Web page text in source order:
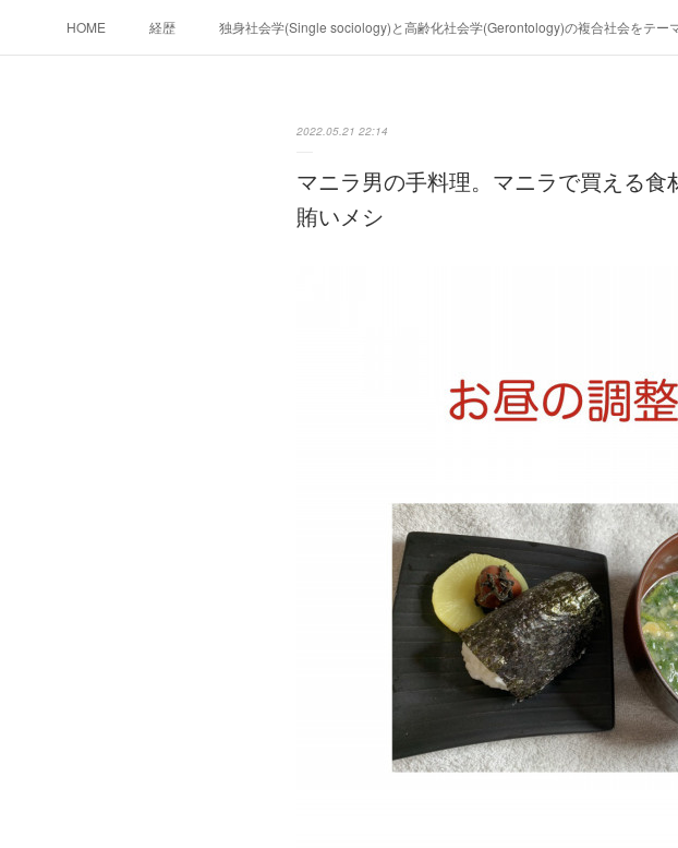
HOME 経歴 独身社会学(Single sociology)と高齢化社会学(Gerontology)の複合社会をテーマ
フィリピンマンションは買うべきでは無い理由は全てここにある。
未来２１００研究所他のアイデア マ
2022.05.21 22:14
マニラ男の手料理。マニラで買える食
賄いメシ